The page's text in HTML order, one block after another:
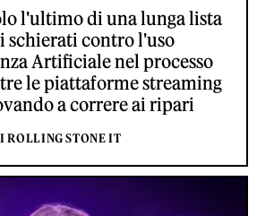
l'ultimo di una lunga lista
schierati contro l'uso
Artificiale nel processo
le piattaforme streaming
a correre ai ripari
ROLLING STONE IT